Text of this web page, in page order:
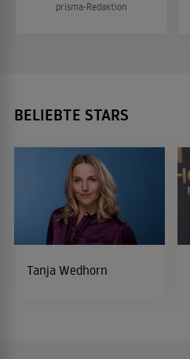
prisma-Redaktion
BELIEBTE STARS
Tanja Wedhorn